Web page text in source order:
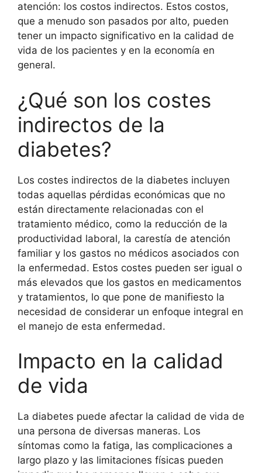
atención: los costos indirectos. Estos costos,
que a menudo son pasados por alto, pueden
tener un impacto significativo en la calidad de
vida de los pacientes y en la economía en
general.
¿Qué son los costes
indirectos de la
diabetes?
Los costes indirectos de la diabetes incluyen
todas aquellas pérdidas económicas que no
están directamente relacionadas con el
tratamiento médico, como la reducción de la
productividad laboral, la carestía de atención
familiar y los gastos no médicos asociados con
la enfermedad. Estos costes pueden ser igual o
más elevados que los gastos en medicamentos
y tratamientos, lo que pone de manifiesto la
necesidad de considerar un enfoque integral en
el manejo de esta enfermedad.
Impacto en la calidad
de vida
La diabetes puede afectar la calidad de vida de
una persona de diversas maneras. Los
síntomas como la fatiga, las complicaciones a
largo plazo y las limitaciones físicas pueden